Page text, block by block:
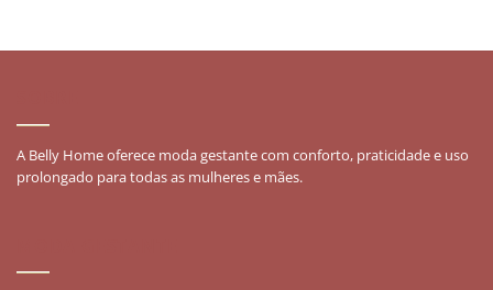
A Belly Home oferece moda gestante com conforto, praticidade e uso
prolongado para todas as mulheres e mães.